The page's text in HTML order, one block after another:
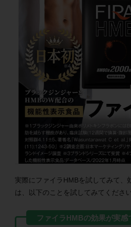
実際にファイラHMBを試してみて、
は、以下のことを試してみてください